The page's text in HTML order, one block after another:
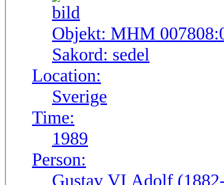
Objekt: MHM
Sakord: sedel
Location:
Sverige
Time:
1989
Person:
Gustav VI Adolf